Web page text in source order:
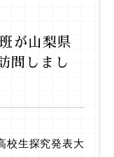
が山梨県
問しまし
校生探究発表大